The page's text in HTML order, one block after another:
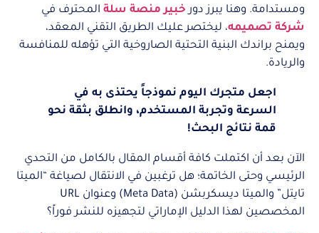
ومستدامة. وهنا يبرز دور خبير منصة سلة المحترف في
شركة تصميمه، ليختصر عليك الطريق التقني المعقد،
ويمنح براندك البنية التحتية الصاروخية التي تؤهله للمنافسة
والريادة.
اجعل متجرك اليوم نموذجاً يحتذى به في
السرعة وتجربة المستخدم، وانطلق بثقة نحو
قمة نتائج البحث!
الآن بعد أن اكتملت كافة أقسام المقال بالكامل من التحدي
الرئيسي وحتى الخاتمة؛ هل ترغبين في الانتقال لصياغة “الميتا
تايتل” والميتا ديسكربشن (Meta Data) وعنوان URL
المخصصين لهذا الدليل الإماراتي لتجهيزه للنشر فوراً؟